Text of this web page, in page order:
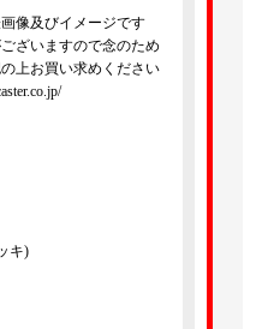
像及びイメージです
ざいますので念のため
上お買い求めください
キ)